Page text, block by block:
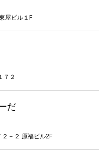
屋ビル１F
７２
だ
－２ 原福ビル2F